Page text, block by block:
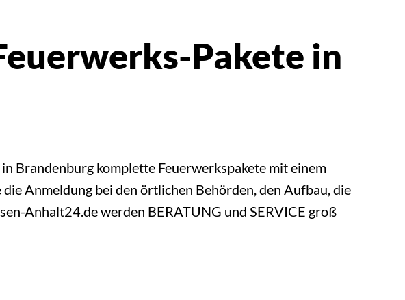
Pakete in
Brandenburg komplette Feuerwerkspakete mit einem
Anmeldung bei den örtlichen Behörden, den Aufbau, die
Anhalt24.de werden BERATUNG und SERVICE groß